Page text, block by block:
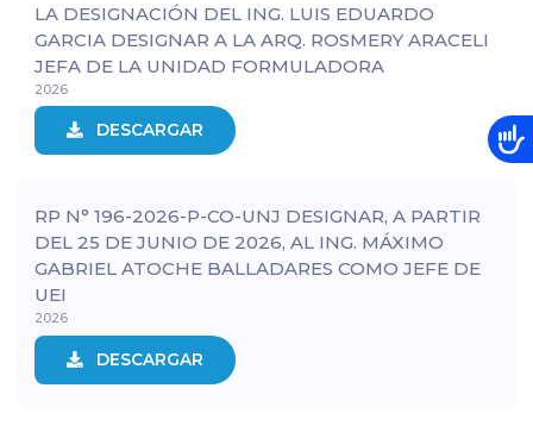
LA DESIGNACIÓN DEL ING. LUIS EDUARDO
GARCIA DESIGNAR A LA ARQ. ROSMERY ARACELI
JEFA DE LA UNIDAD FORMULADORA
2026
DESCARGAR
RP N° 196-2026-P-CO-UNJ DESIGNAR, A PARTIR
DEL 25 DE JUNIO DE 2026, AL ING. MÁXIMO
GABRIEL ATOCHE BALLADARES COMO JEFE DE
UEI
2026
DESCARGAR